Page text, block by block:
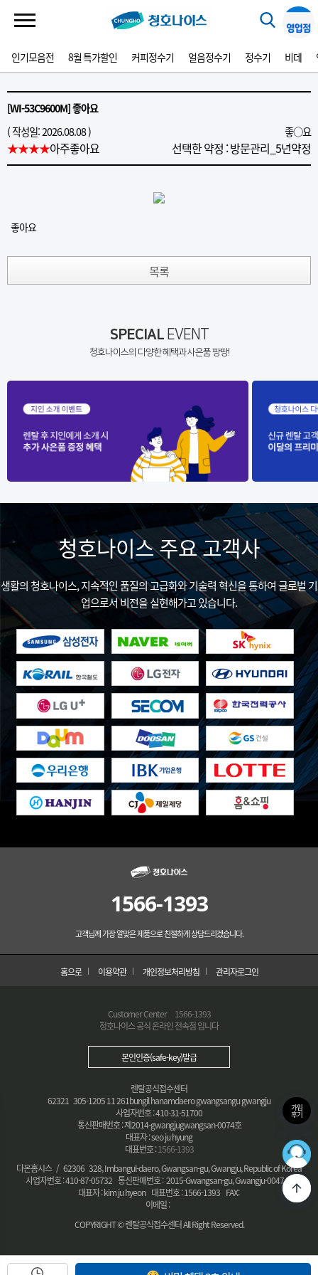
인기모음전 8월 특가할인 커피정수기 얼음정수기 정수기 비데
[WI-53C9600M] 좋아요
( 작성일: 2026.08.08 )
좋○요
★★★★아주좋아요 선택한 약정 : 방문관리_5년약정
좋아요
목록
SPECIALEVENT
청호나이스의 다양한 혜택과 사은품 팡팡!
청호나이스 주요 고객사
생활의 청호나이스, 지속적인 품질의 고급화와 기술력 혁신을 통하여 글로벌 기
업으로서 비전을 실현해가고 있습니다.
1566-1393
고객님께 가장 알맞은 제품으로 친절하게 상담드리겠습니다.
홈으로 이용약관 개인정보처리방침 관리자로그인
Customer Center
1566-1393
청호나이스 공식 온라인 전속점 입니다
본인인증(safe-key)발급
렌탈공식접수센터
62321 305-1205 11 261bungil hanamdaero gwangsangu gwangju
사업자번호 : 410-31-51700
통신판매번호 : 제2014-gwangjugwangsan-0074호
대표자 : seo ju hyung
대표번호 :1566-1393
다온홈시스 / 62306 328, Imbangul-daero, Gwangsan-gu, Gwangju, Republic of Korea
사업자번호 : 410-87-05732 통신판매번호 : 2015-Gwangsan-gu, Gwangju-0047 호
대표자 : kim ju hyeon 대표번호 : 1566-1393 FAX:
이메일 :
COPYRIGHT © 렌탈공식접수센터 All Right Reserved.
가입
후기
365
최적